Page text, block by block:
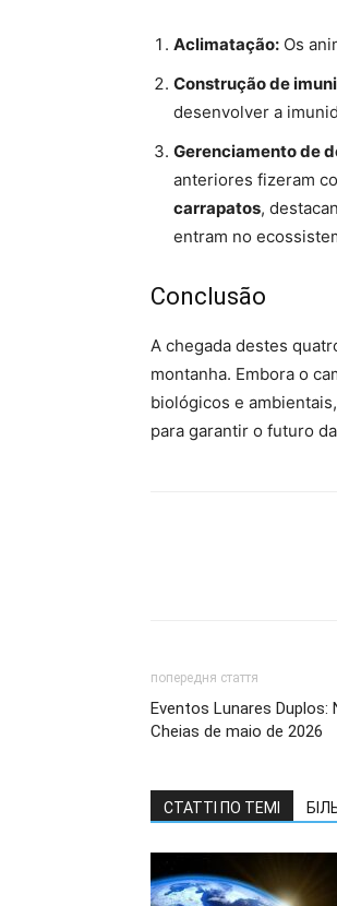
Aclimatação: Os
Construção de
desenvolver a
Gerenciamento de
anteriores fizeram
carrapatos,
entram no
Conclusão
A chegada destes
montanha. Embora o
biológicos e
para garantir o futuro
попередня стаття
Eventos Lunares Duplos:
Cheias de maio de 2026
СТАТТІ ПО ТЕМІ